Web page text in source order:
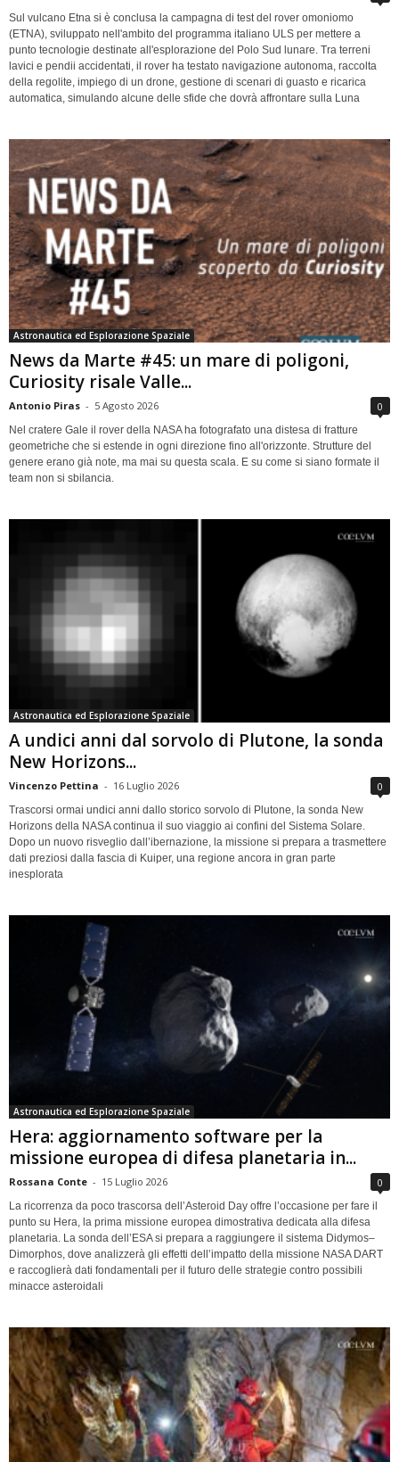
Sul vulcano Etna si è conclusa la campagna di test del rover omoniomo
(ETNA), sviluppato nell'ambito del programma italiano ULS per mettere a
punto tecnologie destinate all'esplorazione del Polo Sud lunare. Tra terreni
lavici e pendii accidentati, il rover ha testato navigazione autonoma, raccolta
della regolite, impiego di un drone, gestione di scenari di guasto e ricarica
automatica, simulando alcune delle sfide che dovrà affrontare sulla Luna
Astronautica ed Esplorazione Spaziale
News da Marte #45: un mare di poligoni,
Curiosity risale Valle...
Antonio Piras - 5 Agosto 2026 0
Nel cratere Gale il rover della NASA ha fotografato una distesa di fratture
geometriche che si estende in ogni direzione fino all'orizzonte. Strutture del
genere erano già note, ma mai su questa scala. E su come si siano formate il
team non si sbilancia.
Astronautica ed Esplorazione Spaziale
A undici anni dal sorvolo di Plutone, la sonda
New Horizons...
Vincenzo Pettina - 16 Luglio 2026 0
Trascorsi ormai undici anni dallo storico sorvolo di Plutone, la sonda New
Horizons della NASA continua il suo viaggio ai confini del Sistema Solare.
Dopo un nuovo risveglio dall’ibernazione, la missione si prepara a trasmettere
dati preziosi dalla fascia di Kuiper, una regione ancora in gran parte
inesplorata
Astronautica ed Esplorazione Spaziale
Hera: aggiornamento software per la
missione europea di difesa planetaria in...
Rossana Conte - 15 Luglio 2026 0
La ricorrenza da poco trascorsa dell’Asteroid Day offre l’occasione per fare il
punto su Hera, la prima missione europea dimostrativa dedicata alla difesa
planetaria. La sonda dell’ESA si prepara a raggiungere il sistema Didymos–
Dimorphos, dove analizzerà gli effetti dell’impatto della missione NASA DART
e raccoglierà dati fondamentali per il futuro delle strategie contro possibili
minacce asteroidali